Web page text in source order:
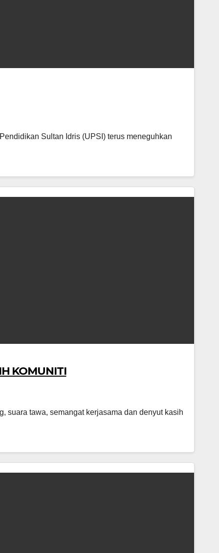
Sultan Idris (UPSI) terus meneguhkan
KOMUNITI
suara tawa, semangat kerjasama dan denyut kasih